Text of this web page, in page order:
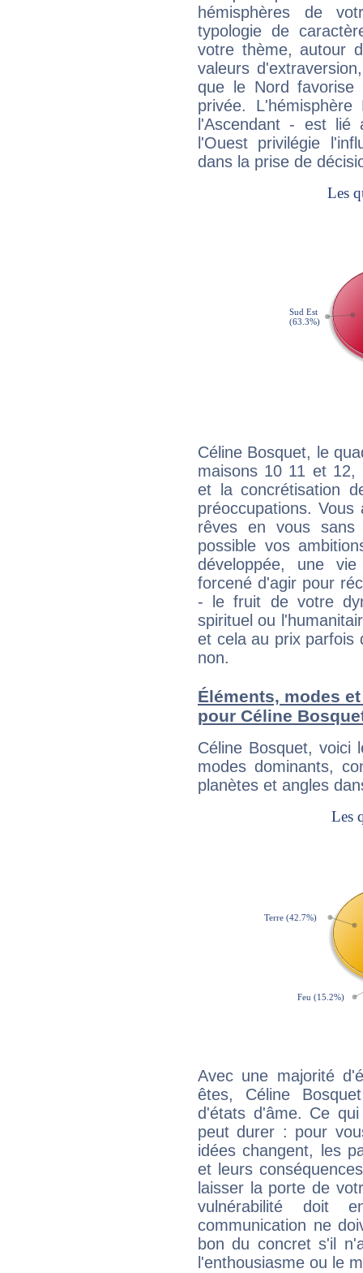
hémisphères de
typologie de
votre thème, autour
valeurs
que le Nord favorise
privée.
l'Ascendant - est
l'Ouest privilégie
dans la prise de
Céline Bosquet, le
maisons 10 11 et 12,
et la concrétisation
préoccupations.
rêves en vous sans
possible vos
développée, une
forcené d'agir pour
- le fruit de votre
spirituel ou
et cela au prix parfois
non.
Éléments, modes
pour Céline
Céline Bosquet, voici
modes dominants,
planètes et angles
Avec une majorité
êtes, Céline
d'états d'âme. Ce
peut durer : pour
idées changent, les
et leurs
laisser la porte de
vulnérabilité doit
communication ne
bon du concret s'il
l'enthousiasme ou le